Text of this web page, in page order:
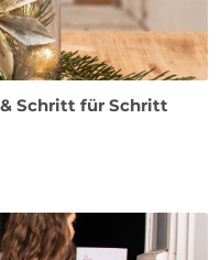
Schritt für Schritt